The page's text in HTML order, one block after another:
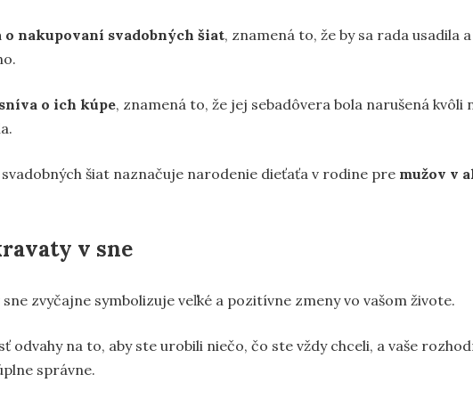
o nakupovaní svadobných šiat, znamená to, že by sa rada usadila
o ich kúpe, znamená to, že jej sebadôvera bola narušená kvôli
šiat naznačuje narodenie dieťaťa v rodine pre mužov v
v sne
zvyčajne symbolizuje veľké a pozitívne zmeny vo vašom živote.
odvahy na to, aby ste urobili niečo, čo ste vždy chceli, a vaše
správne.